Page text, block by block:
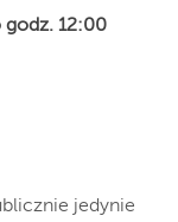
godz. 12:00
jedynie